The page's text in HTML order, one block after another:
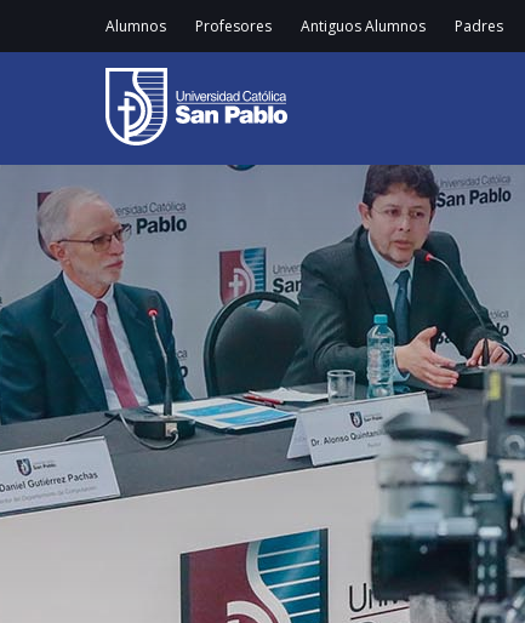
Alumnos Profesores Antiguos Alumnos Padres